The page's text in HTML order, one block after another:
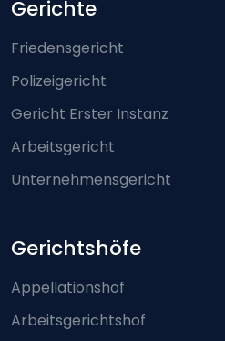
Footer-menu
Gerichte
Friedensgericht
Polizeigericht
Gericht Erster Instanz
Arbeitsgericht
Unternehmensgericht
Gerichtshöfe
Appellationshof
Arbeitsgerichtshof